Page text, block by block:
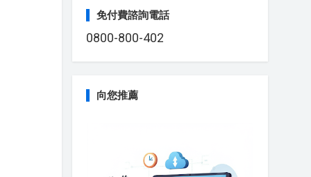
免付費諮詢電話
0800-800-402
向您推薦